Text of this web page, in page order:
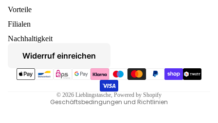
Vorteile
Filialen
Nachhaltigkeit
Widerruf einreichen
Zahlungsmethoden
© 2026 Lieblingstasche, Powered by Shopify
Geschäftsbedingungen und Richtlinien
Kontaktinformationen